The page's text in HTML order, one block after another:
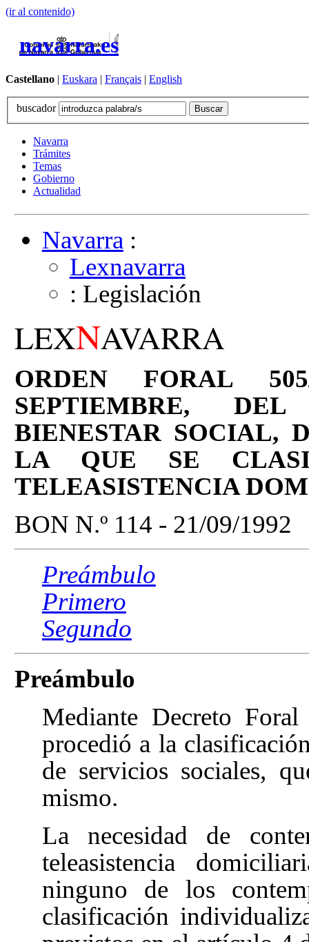
(ir al contenido)
navarra.es
Castellano | Euskara | Français | English
buscador
Navarra
Trámites
Temas
Gobierno
Actualidad
Navarra:
Lexnavarra
: Legislación
LEXNAVARRA
ORDEN FORAL
SEPTIEMBRE,
BIENESTAR SOCIAL,
LA QUE SE
TELEASISTENCIA
BON N.º 114 - 21/09/1992
Preámbulo
Primero
Segundo
Preámbulo
Mediante Decreto
procedió a la
de servicios sociales,
mismo.
La necesidad de
teleasistencia
ninguno de los
clasificación